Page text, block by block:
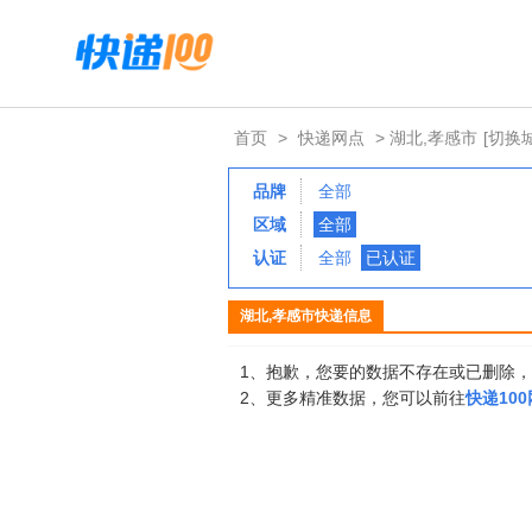
首页 > 快递网点 > 湖北,孝感市 [切换
品牌
全部
区域
全部
认证
全部 已认证
湖北,孝感市快递信息
1、抱歉，您要的数据不存在或已删除
2、更多精准数据，您可以前往快递100